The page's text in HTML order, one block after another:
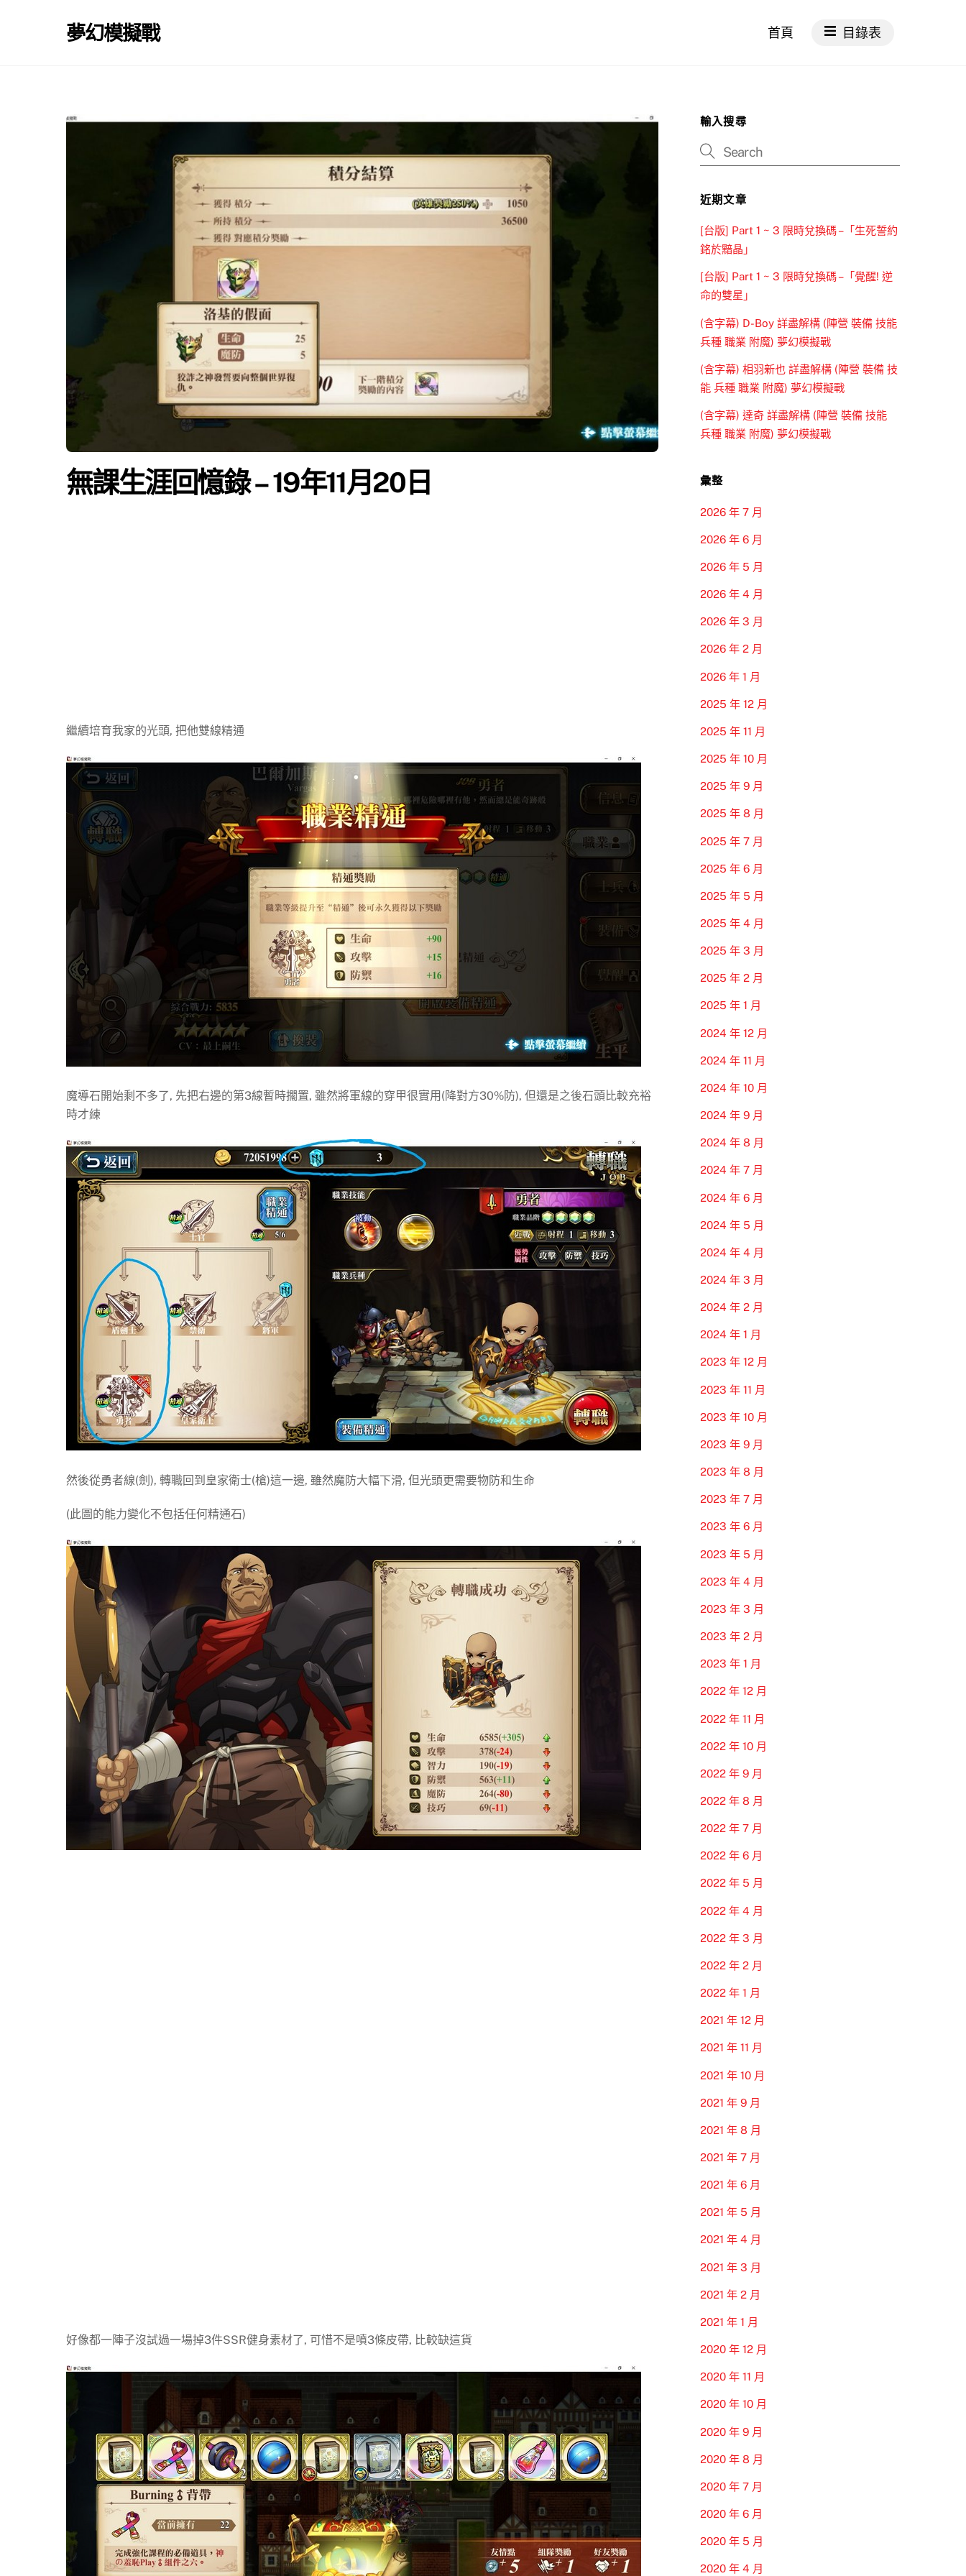
夢幻模擬戰 首頁 目錄表
無課生涯回憶錄 – 19年11月20日
繼續培育我家的光頭, 把他雙線精通
魔導石開始剩不多了, 先把右邊的第3線暫時擱置, 雖然將軍線的穿甲很實用(降對方30%防), 但還是之後石頭比較充裕
時才練
然後從勇者線(劍), 轉職回到皇家衛士(槍)這一邊, 雖然魔防大幅下滑, 但光頭更需要物防和生命
(此圖的能力變化不包括任何精通石)
好像都一陣子沒試過一場掉3件SSR健身素材了, 可惜不是噴3條皮帶, 比較缺這貨
輸入搜尋
近期文章
[台版] Part 1 ~ 3 限時兌換碼 –「生死誓約
銘於黯晶」
[台版] Part 1 ~ 3 限時兌換碼 –「覺醒! 逆
命的雙星」
(含字幕) D-Boy 詳盡解構 (陣營 裝備 技能
兵種 職業 附魔) 夢幻模擬戰
(含字幕) 相羽新也 詳盡解構 (陣營 裝備 技
能 兵種 職業 附魔) 夢幻模擬戰
(含字幕) 達奇 詳盡解構 (陣營 裝備 技能
兵種 職業 附魔) 夢幻模擬戰
彙整
2026 年 7 月
2026 年 6 月
2026 年 5 月
2026 年 4 月
2026 年 3 月
2026 年 2 月
2026 年 1 月
2025 年 12 月
2025 年 11 月
2025 年 10 月
2025 年 9 月
2025 年 8 月
2025 年 7 月
2025 年 6 月
2025 年 5 月
2025 年 4 月
2025 年 3 月
2025 年 2 月
2025 年 1 月
2024 年 12 月
2024 年 11 月
2024 年 10 月
2024 年 9 月
2024 年 8 月
2024 年 7 月
2024 年 6 月
2024 年 5 月
2024 年 4 月
2024 年 3 月
2024 年 2 月
2024 年 1 月
2023 年 12 月
2023 年 11 月
2023 年 10 月
2023 年 9 月
2023 年 8 月
2023 年 7 月
2023 年 6 月
2023 年 5 月
2023 年 4 月
2023 年 3 月
2023 年 2 月
2023 年 1 月
2022 年 12 月
2022 年 11 月
2022 年 10 月
2022 年 9 月
2022 年 8 月
2022 年 7 月
2022 年 6 月
2022 年 5 月
2022 年 4 月
2022 年 3 月
2022 年 2 月
2022 年 1 月
2021 年 12 月
2021 年 11 月
2021 年 10 月
2021 年 9 月
2021 年 8 月
2021 年 7 月
2021 年 6 月
2021 年 5 月
2021 年 4 月
2021 年 3 月
2021 年 2 月
2021 年 1 月
2020 年 12 月
2020 年 11 月
2020 年 10 月
2020 年 9 月
2020 年 8 月
2020 年 7 月
2020 年 6 月
2020 年 5 月
2020 年 4 月